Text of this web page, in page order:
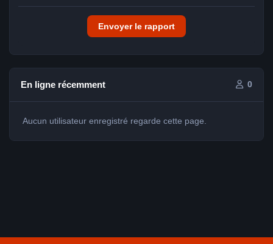
Envoyer le rapport
En ligne récemment 0
Aucun utilisateur enregistré regarde cette page.